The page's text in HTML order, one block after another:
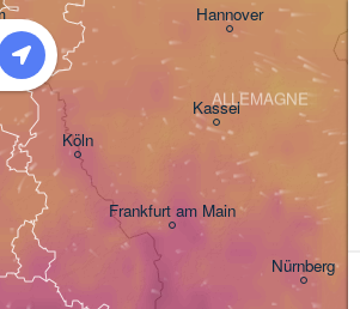
Köln
Frankfurt am Main
Hannover
Nürnberg
Kassel
ALLEMAGNE